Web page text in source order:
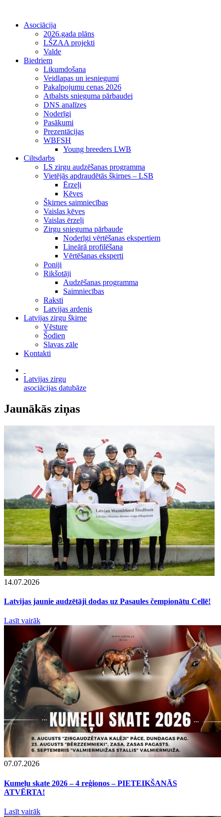
Asociācija
2026.gada plāns
LŠZAA projekti
Valde
Biedriem
Likumdošana
Veidlapas un iesniegumi
Pakalpojumu cenas 2026
Atbalsts snieguma pārbaudei
DNS analīzes
Noderīgi
Pasākumi
Prezentācijas
WBFSH
Young breeders LWB
Ciltsdarbs
LS zirgu audzēšanas programma
Vietējās apdraudētās šķirnes – LSB
Ērzeļi
Ķēves
Šķirnes saimniecības
Vaislas ķēves
Vaislas ērzeļi
Zirgu snieguma pārbaude
Noderīgi vērtēšanas ekspertiem
Lineārā profilēšana
Vērtēšanas eksperti
Poniji
Rikšotāji
Audzēšanas programma
Saimniecības
Raksti
Latvijas ardenis
Latvijas zirgu šķirne
Vēsture
Šodien
Slavas zāle
Kontakti
Latvijas zirgu
asociācijas datubāze
Jaunākās ziņas
14.07.2026
Latvijas jaunie audzētāji dodas uz Pasaules čempionātu Cellē!
Lasīt vairāk
07.07.2026
Kumeļu skate 2026 – 4 reģionos – PIETEIKŠANĀS
ATVĒRTA!
Lasīt vairāk